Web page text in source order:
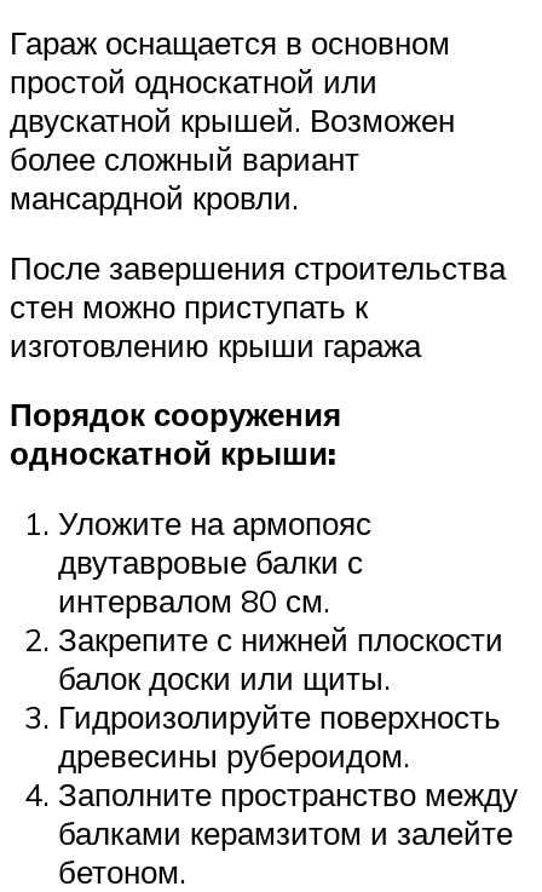
Гараж оснащается в основном
простой односкатной или
двускатной крышей. Возможен
более сложный вариант
мансардной кровли.
После завершения строительства
стен можно приступать к
изготовлению крыши гаража
Порядок сооружения
односкатной крыши:
Уложите на армопояс
двутавровые балки с
интервалом 80 см.
Закрепите с нижней плоскости
балок доски или щиты.
Гидроизолируйте поверхность
древесины рубероидом.
Заполните пространство между
балками керамзитом и залейте
бетоном.